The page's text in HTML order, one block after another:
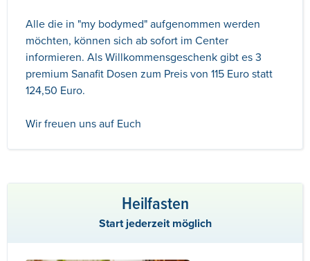
Alle die in "my bodymed" aufgenommen werden
möchten, können sich ab sofort im Center
informieren. Als Willkommensgeschenk gibt es 3
premium Sanafit Dosen zum Preis von 115 Euro statt
124,50 Euro.
Wir freuen uns auf Euch
Heilfasten
Start jederzeit möglich